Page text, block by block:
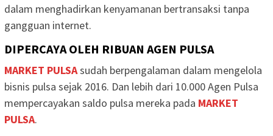
dalam menghadirkan kenyamanan bertransaksi tanpa
gangguan internet.
DIPERCAYA OLEH RIBUAN AGEN PULSA
MARKET PULSAsudah berpengalaman dalam mengelola
bisnis pulsa sejak 2016. Dan lebih dari 10.000 Agen Pulsa
mempercayakan saldo pulsa mereka pada MARKET
PULSA.